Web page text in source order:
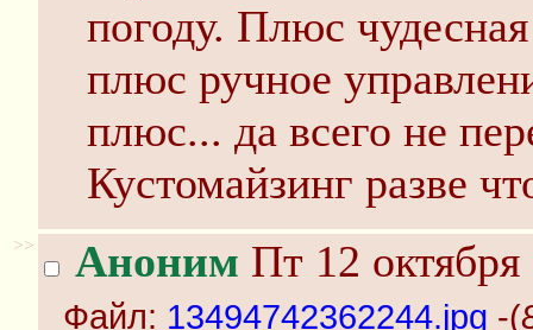
погоду. Плюс
плюс ручное
плюс... да всего не
Кустомайзинг разве
>> Аноним Пт 12
Файл: 13494742362244.jpg -(